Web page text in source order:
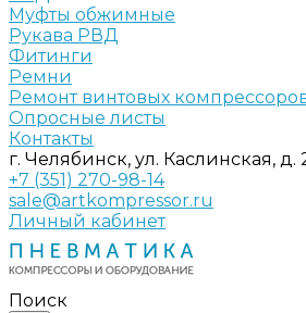
Муфты обжимные
Рукава РВД
Фитинги
Ремни
Ремонт винтовых
Опросные листы
Контакты
г. Челябинск, ул. Каслинская, д.
+7 (351) 270-98-14
sale@artkompressor.ru
Личный кабинет
Поиск